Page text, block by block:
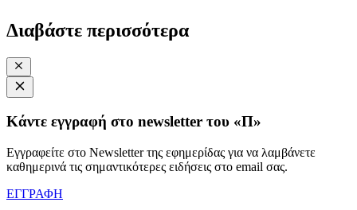
Διαβάστε περισσότερα
Κάντε εγγραφή στο newsletter του «Π»
Εγγραφείτε στο Newsletter της εφημερίδας για να λαμβάνετε
καθημερινά τις σημαντικότερες ειδήσεις στο email σας.
ΕΓΓΡΑΦΗ